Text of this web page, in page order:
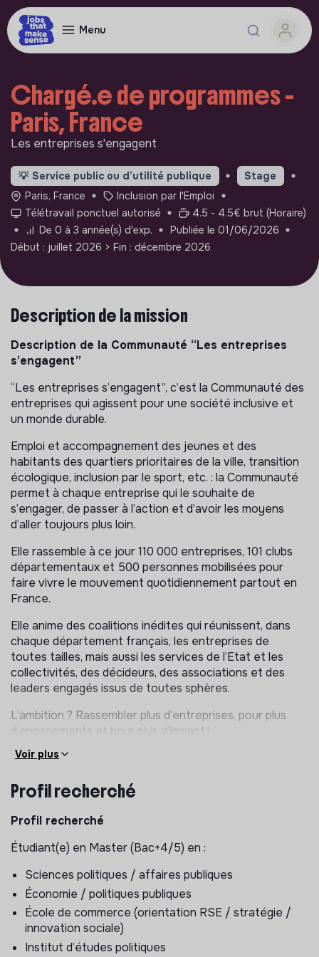
Menu
Chargé.e de programmes -
Paris, France
Les entreprises s'engagent
💡 Service public ou d’utilité publique
Stage
Paris, France
Inclusion par l'Emploi
Télétravail ponctuel autorisé
4.5 - 4.5€ brut (Horaire)
De 0 à 3 année(s) d'exp.
Publiée le 01/06/2026
Début : juillet 2026 > Fin : décembre 2026
Description de la mission
Description de la Communauté “Les entreprises
s’engagent”
“Les entreprises s’engagent”, c’est la Communauté des
entreprises qui agissent pour une société inclusive et
un monde durable.
Emploi et accompagnement des jeunes et des
habitants des quartiers prioritaires de la ville, transition
écologique, inclusion par le sport, etc. : la Communauté
permet à chaque entreprise qui le souhaite de
s’engager, de passer à l’action et d’avoir les moyens
d’aller toujours plus loin.
Elle rassemble à ce jour 110 000 entreprises, 101 clubs
départementaux et 500 personnes mobilisées pour
faire vivre le mouvement quotidiennement partout en
France.
Elle anime des coalitions inédites qui réunissent, dans
chaque département français, les entreprises de
toutes tailles, mais aussi les services de l’Etat et les
collectivités, des décideurs, des associations et des
leaders engagés issus de toutes sphères.
L’ambition ? Rassembler plus d’entreprises, pour plus
d’engagements et pour plus d’impact !
Nos missions sont les suivantes
1.Donner aux entreprises les moyens d’agir
Embaucher un jeune en apprentissage, lutter contre le
gaspillage énergétique, devenir mentor, recruter une
personne en situation de handicap, s’engager pour
l’emploi des seniors… Parce qu’il y a autant de façons de
s’engager qu’il y a d’entreprises, nous accompagnons
leur passage à l’action par :
La mise à disposition d’outils et de dispositifs
d’engagement clé en main, permettant à chacun
d’agir et de faire évoluer ses pratiques ;
Voir plus
Profil recherché
Profil recherché
Étudiant(e) en Master (Bac+4/5) en :
Sciences politiques / affaires publiques
Économie / politiques publiques
École de commerce (orientation RSE / stratégie /
innovation sociale)
Institut d’études politiques